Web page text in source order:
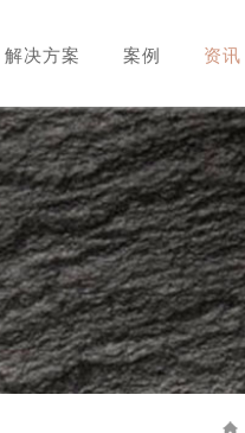
解决方案 案例 资讯